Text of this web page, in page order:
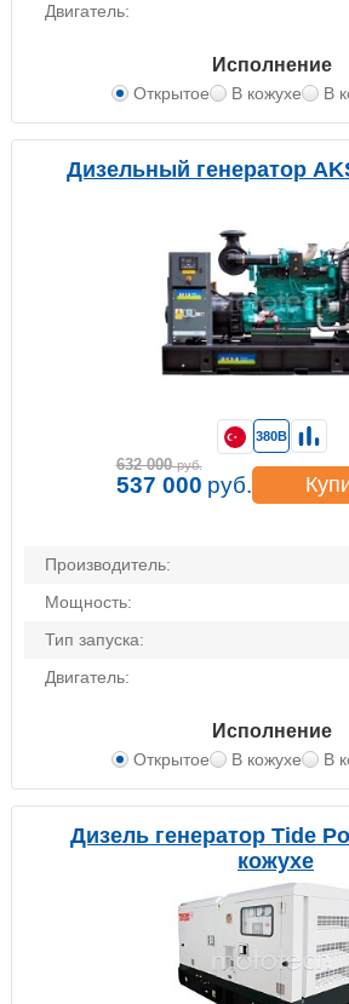
Двигатель:
Исполнение
Открытое В кожухе В
Дизельный генератор
Производитель:
Мощность:
Тип запуска:
Двигатель:
Исполнение
Открытое В кожухе В
380В
632 000 руб.
537 000 руб.
Дизель генератор Tide
кожухе